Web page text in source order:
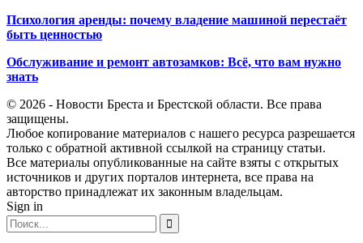
Психология аренды: почему владение машиной перестаёт
быть ценностью
Обслуживание и ремонт автозамков: Всё, что вам нужно
знать
© 2026 - Новости Бреста и Брестской области. Все права
защищены.
Любое копирование материалов с нашего ресурса разрешается
только с обратной активной ссылкой на страницу статьи.
Все материалы опубликованные на сайте взяты с открытых
источников и других порталов интернета, все права на
авторство принадлежат их законным владельцам.
Sign in